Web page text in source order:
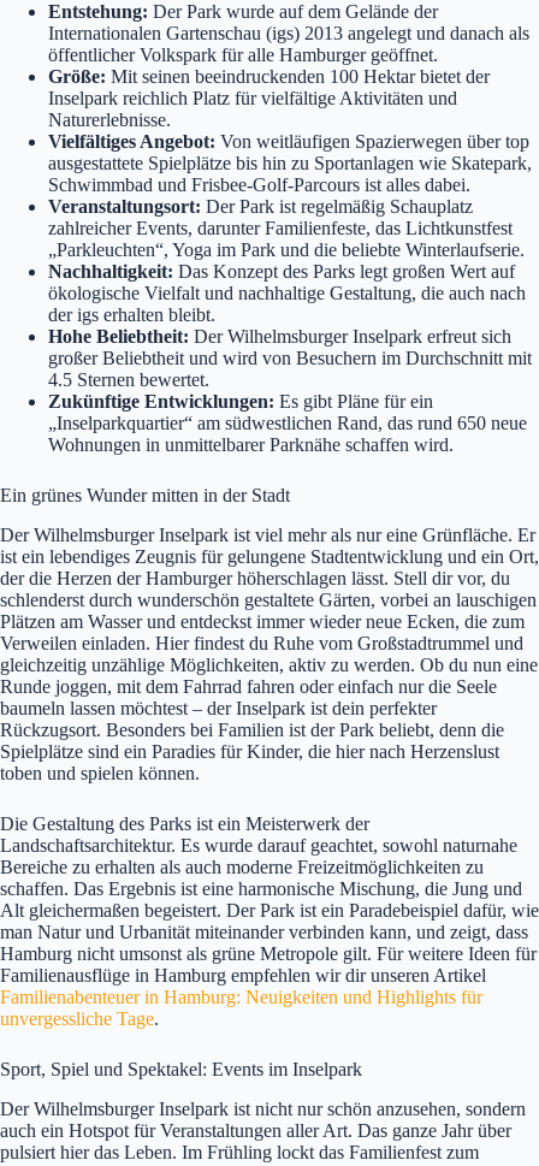
Entstehung: Der Park wurde auf dem Gelände der
Internationalen Gartenschau (igs) 2013 angelegt und danach als
öffentlicher Volkspark für alle Hamburger geöffnet.
Größe: Mit seinen beeindruckenden 100 Hektar bietet der
Inselpark reichlich Platz für vielfältige Aktivitäten und
Naturerlebnisse.
Vielfältiges Angebot: Von weitläufigen Spazierwegen über top
ausgestattete Spielplätze bis hin zu Sportanlagen wie Skatepark,
Schwimmbad und Frisbee-Golf-Parcours ist alles dabei.
Veranstaltungsort: Der Park ist regelmäßig Schauplatz
zahlreicher Events, darunter Familienfeste, das Lichtkunstfest
„Parkleuchten“, Yoga im Park und die beliebte Winterlaufserie.
Nachhaltigkeit: Das Konzept des Parks legt großen Wert auf
ökologische Vielfalt und nachhaltige Gestaltung, die auch nach
der igs erhalten bleibt.
Hohe Beliebtheit: Der Wilhelmsburger Inselpark erfreut sich
großer Beliebtheit und wird von Besuchern im Durchschnitt mit
4.5 Sternen bewertet.
Zukünftige Entwicklungen: Es gibt Pläne für ein
„Inselparkquartier“ am südwestlichen Rand, das rund 650 neue
Wohnungen in unmittelbarer Parknähe schaffen wird.
Ein grünes Wunder mitten in der Stadt
Der Wilhelmsburger Inselpark ist viel mehr als nur eine Grünfläche. Er
ist ein lebendiges Zeugnis für gelungene Stadtentwicklung und ein Ort,
der die Herzen der Hamburger höherschlagen lässt. Stell dir vor, du
schlenderst durch wunderschön gestaltete Gärten, vorbei an lauschigen
Plätzen am Wasser und entdeckst immer wieder neue Ecken, die zum
Verweilen einladen. Hier findest du Ruhe vom Großstadtrummel und
gleichzeitig unzählige Möglichkeiten, aktiv zu werden. Ob du nun eine
Runde joggen, mit dem Fahrrad fahren oder einfach nur die Seele
baumeln lassen möchtest – der Inselpark ist dein perfekter
Rückzugsort. Besonders bei Familien ist der Park beliebt, denn die
Spielplätze sind ein Paradies für Kinder, die hier nach Herzenslust
toben und spielen können.
Die Gestaltung des Parks ist ein Meisterwerk der
Landschaftsarchitektur. Es wurde darauf geachtet, sowohl naturnahe
Bereiche zu erhalten als auch moderne Freizeitmöglichkeiten zu
schaffen. Das Ergebnis ist eine harmonische Mischung, die Jung und
Alt gleichermaßen begeistert. Der Park ist ein Paradebeispiel dafür, wie
man Natur und Urbanität miteinander verbinden kann, und zeigt, dass
Hamburg nicht umsonst als grüne Metropole gilt. Für weitere Ideen für
Familienausflüge in Hamburg empfehlen wir dir unseren Artikel
Familienabenteuer in Hamburg: Neuigkeiten und Highlights für
unvergessliche Tage.
Sport, Spiel und Spektakel: Events im Inselpark
Der Wilhelmsburger Inselpark ist nicht nur schön anzusehen, sondern
auch ein Hotspot für Veranstaltungen aller Art. Das ganze Jahr über
pulsiert hier das Leben. Im Frühling lockt das Familienfest zum